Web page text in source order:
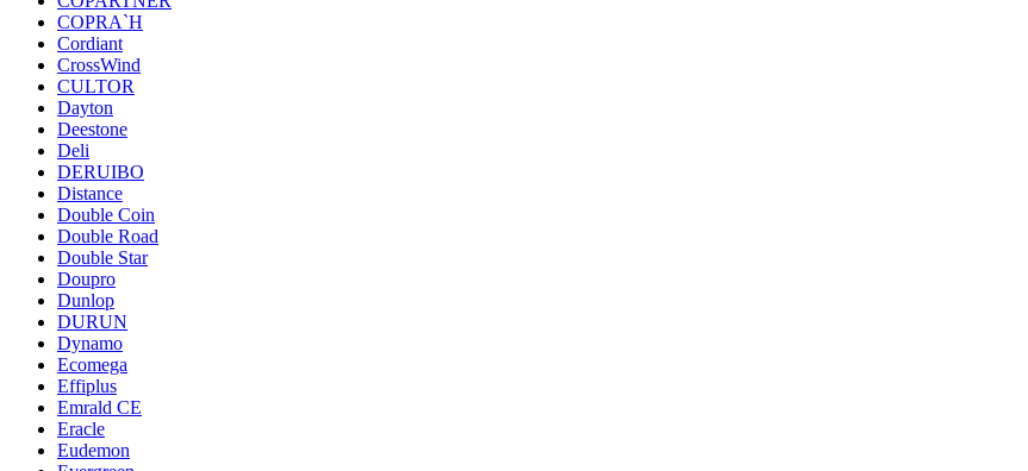
COPRA`H
Cordiant
CrossWind
CULTOR
Dayton
Deestone
Deli
DERUIBO
Distance
Double Coin
Double Road
Double Star
Doupro
Dunlop
DURUN
Dynamo
Ecomega
Effiplus
Emrald СЕ
Eracle
Eudemon